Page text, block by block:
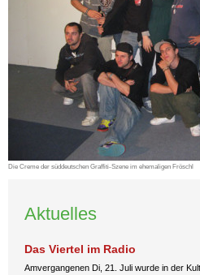
Die Creme der süddeutschen Graffiti-Szene im ehemaligen Fröschl
Aktuelles
Das Viertel im Radio
Amvergangenen Di, 21. Juli wurde in der